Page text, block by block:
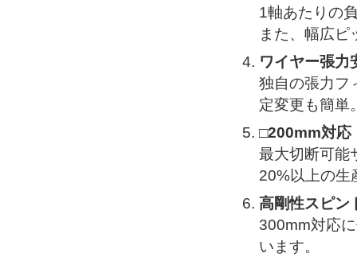
1軸あたりの
また、幅広
ワイヤー張力
独自の張力フ
定変更も簡単
□200mm対応
最大切断可能
20%以上の生
高剛性スピン
300mm対応
います。